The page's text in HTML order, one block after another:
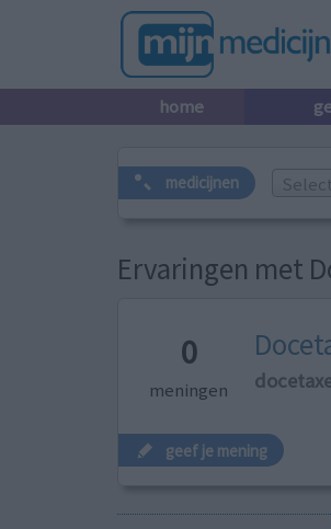
home
medicijnen
Ervaringen met
0
meningen
geef je mening